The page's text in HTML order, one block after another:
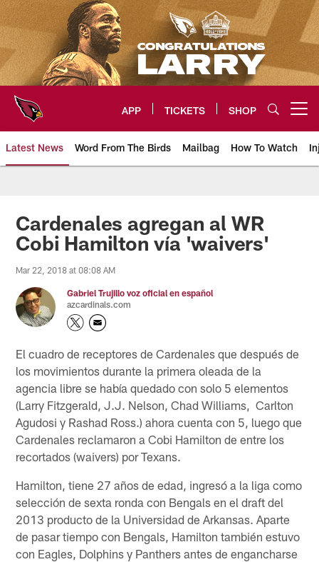
Skip
to
main
content
APP TICKETS SHOP
Latest News Word From The Birds Mailbag How To Watch
Arizona Cardinals Home: The
Cardenales agregan al WR
Cobi Hamilton vía 'waivers'
Mar 22, 2018 at 08:08 AM
Gabriel Trujillo voz oficial en español
azcardinals.com
El cuadro de receptores de Cardenales que después de
los movimientos durante la primera oleada de la
agencia libre se había quedado con solo 5 elementos
(Larry Fitzgerald, J.J. Nelson, Chad Williams, Carlton
Agudosi y Rashad Ross.) ahora cuenta con 5, luego que
Cardenales reclamaron a Cobi Hamilton de entre los
recortados (waivers) por Texans.
Hamilton, tiene 27 años de edad, ingresó a la liga como
selección de sexta ronda con Bengals en el draft del
2013 producto de la Universidad de Arkansas. Aparte
de pasar tiempo con Bengals, Hamilton también estuvo
con Eagles, Dolphins y Panthers antes de engancharse